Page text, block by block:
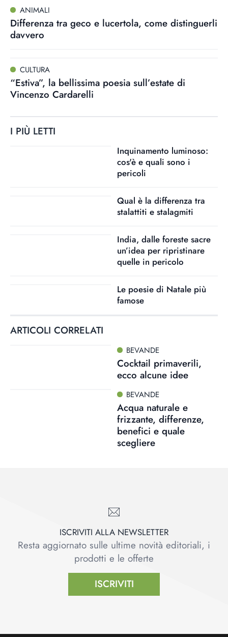
ANIMALI
Differenza tra geco e lucertola, come distinguerli
davvero
CULTURA
“Estiva”, la bellissima poesia sull’estate di
Vincenzo Cardarelli
I PIÙ LETTI
Inquinamento luminoso:
cos'è e quali sono i
pericoli
Qual è la differenza tra
stalattiti e stalagmiti
India, dalle foreste sacre
un’idea per ripristinare
quelle in pericolo
Le poesie di Natale più
famose
ARTICOLI CORRELATI
BEVANDE
Cocktail primaverili,
ecco alcune idee
BEVANDE
Acqua naturale e
frizzante, differenze,
benefici e quale
scegliere
ISCRIVITI ALLA NEWSLETTER
Resta aggiornato sulle ultime novità editoriali, i
prodotti e le offerte
ISCRIVITI